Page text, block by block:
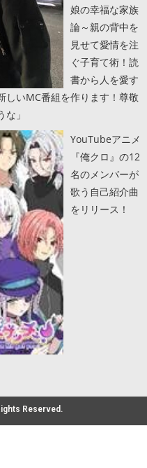
娘の幸福な家族
論～親の背中を
見せて愛情を注
ぐ子育て術！読
書から人を愛す
しいMC番組を作ります！尊敬
」
YouTubeアニメ
『俺クロ』の12
名のメンバーが
歌う自己紹介曲
をリリース！
Reserved.